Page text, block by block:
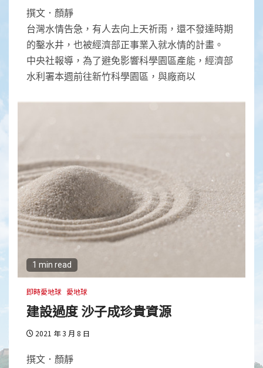
撰文．顏靜
台灣水情告急，有人去向上天祈雨，還不發達時期
的鑿水井，也被經濟部正事業入就水情的計畫。
中央社報導，為了避免影響科學園區產能，經濟部
水利署本週前往新竹科學園區，與廠商以
1 min read
即時愛地球 愛地球
建設過度 沙子成珍貴資源
2021 年 3 月 8 日
撰文．顏靜